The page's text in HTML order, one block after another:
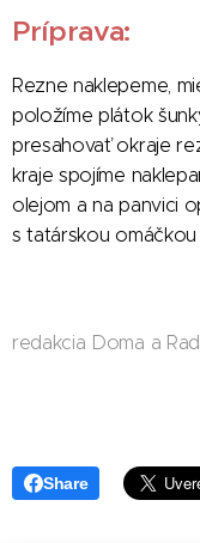
Príprava:
Rezne naklepeme,
položíme plátok
presahovať okraje
kraje spojíme
olejom a na panvici
s tatárskou
redakcia Doma a
Share